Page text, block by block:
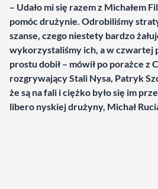
– Udało mi się razem z Michałem
pomóc drużynie. Odrobiliśmy
szanse, czego niestety bardzo
wykorzystaliśmy ich, a w czwartej
prostu dobił – mówił po porażce z
rozgrywający Stali Nysa, Patryk
że są na fali i ciężko było się im
libero nyskiej drużyny, Michał